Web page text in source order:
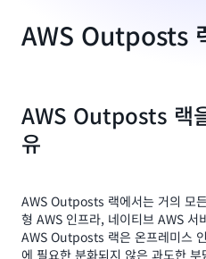
AWS Outposts
AWS Outposts 랙
유
AWS Outposts 랙에서는 거의 모
형 AWS 인프라, 네이티브 AWS
AWS Outposts 랙은 온프레미스
에 필요한 분화되지 않은 과도한